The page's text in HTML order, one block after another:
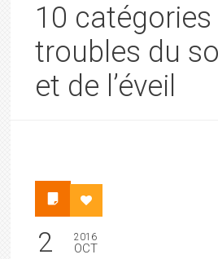
10 catégories
troubles du
et de l’éveil
2 2016
OCT